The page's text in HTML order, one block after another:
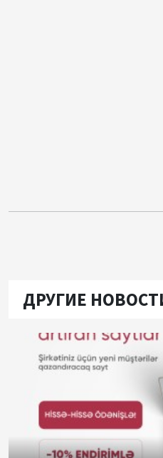
ДРУГИЕ